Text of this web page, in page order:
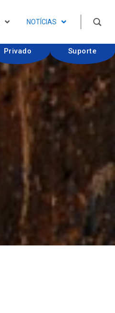
NOTÍCIAS
Privado Suporte